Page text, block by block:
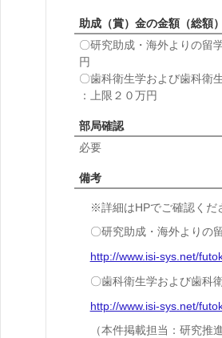
助成（賞）金の金額（総額）
〇研究助成・海外よりの留
〇歯科衛生学および歯科衛
：上限２０万円
部局確認
必要
備考
※詳細はHPでご確認くだ
〇研究助成・海外よりの
http://www.isi-sys.net/
〇歯科衛生学および歯科
http://www.isi-sys.net/
（本件掲載担当：研究推